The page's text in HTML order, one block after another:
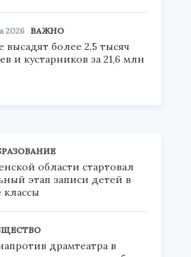
2026 ВАЖНО
высадят более 2,5 тысяч
и кустарников за 21,6 млн
области стартовал
этап записи детей в
классы
драмтеатра в